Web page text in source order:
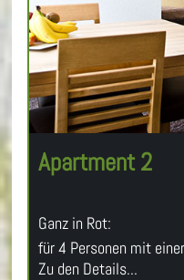
Apartment 2
Ganz in Rot:
für 4 Personen mit
Zu den Details...